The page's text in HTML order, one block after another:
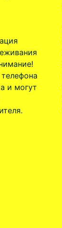
и могут